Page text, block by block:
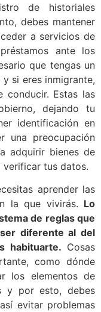
de historiales
debes mantener
a servicios de
ante los
que tengas un
si eres inmigrante,
conducir. Estas las
dejando tu
identificación en
una preocupación
adquirir bienes de
verificar tus datos.
aprender las
la que vivirás. Lo
de reglas que
diferente al del
habituarte. Cosas
como dónde
los elementos de
y por esto, debes
evitar problemas